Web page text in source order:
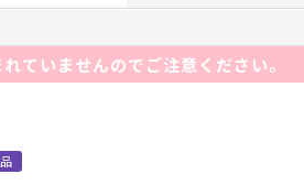
ていませんのでご注意ください。